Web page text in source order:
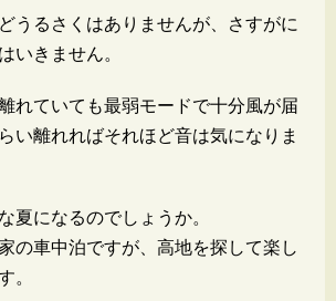
うるさくはありませんが、さすがに
いきません。
れていても最弱モードで十分風が届
い離れればそれほど音は気になりま
夏になるのでしょうか。
の車中泊ですが、高地を探して楽し
。